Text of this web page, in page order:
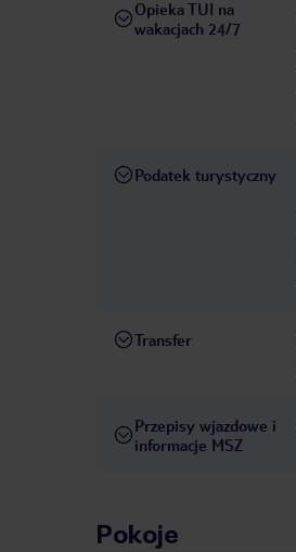
Opieka TUI na
wakacjach 24/7
Podatek turystyczny
Transfer
Przepisy wjazdowe i
informacje MSZ
Pokoje